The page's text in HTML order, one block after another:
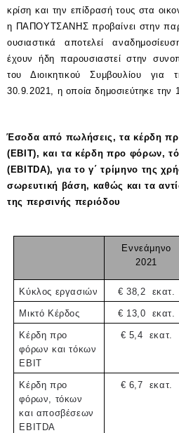
κρίση και την επίδρασή τους στα
η ΠΑΠΟΥΤΣΑΝΗΣ προβαίνει στην
ουσιαστικά αποτελεί
έχουν ήδη παρουσιαστεί στην
του Διοικητικού Συμβουλίου
30.9.2021, η οποία δημοσιεύτηκε την
Έσοδα από πωλήσεις, τα κέρδη
(EBIT), και τα κέρδη προ φόρων,
(EBITDA), για το γ΄ τρίμηνο της
σωρευτική βάση, καθώς και τα
της περσινής περιόδου
Εννεάμηνο
2021
Κύκλος εργασιών € 38,2 εκατ.
Μικτό Κέρδος € 13,0 εκατ.
Κέρδη προ
φόρων και τόκων
EBIT
€ 5,4 εκατ.
Κέρδη προ
φόρων, τόκων
και αποσβέσεων
EBITDA
€ 6,7 εκατ.